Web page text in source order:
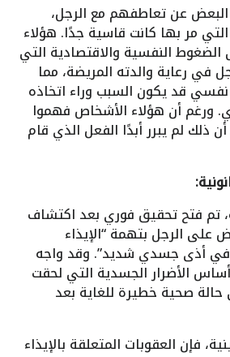
البعض عن تعاطفهم مع الرجل،
مر بها كانت قاسية جدًا. هؤلاء
الضغوط النفسية والاقتصادية التي
في رعاية والدته المريضة، مما
قد يكون السبب وراء اتخاذه
ورغم أن هؤلاء الأشخاص فهموا
أن ذلك لم يبرر أبدًا الفعل الذي قام
تم فتح تحقيق فوري بعد اكتشاف
على الرجل بتهمة “الإيذاء
في أذى جسدي شديد”. وقد واجه
الأضرار الجسدية التي لحقت
حالة صحية خطيرة للغاية بعد
فإن العقوبات المتعلقة بالإيذاء